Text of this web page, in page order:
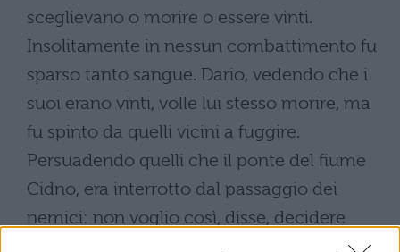
sceglievano o morire o essere vinti.
Insolitamente in nessun combattimento fu
sparso tanto sangue. Dario, vedendo che i
suoi erano vinti, volle lui stesso morire, ma
fu spinto da quelli vicini a fuggire.
Persuadendo quelli che il ponte del fiume
Cidno, era interrotto dal passaggio dei
nemici: non voglio così, disse, decidere